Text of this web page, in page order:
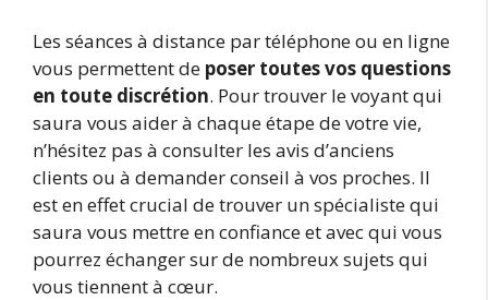
Les séances à distance par téléphone ou en ligne
vous permettent de poser toutes vos questions
en toute discrétion. Pour trouver le voyant qui
saura vous aider à chaque étape de votre vie,
n’hésitez pas à consulter les avis d’anciens
clients ou à demander conseil à vos proches. Il
est en effet crucial de trouver un spécialiste qui
saura vous mettre en confiance et avec qui vous
pourrez échanger sur de nombreux sujets qui
vous tiennent à cœur.